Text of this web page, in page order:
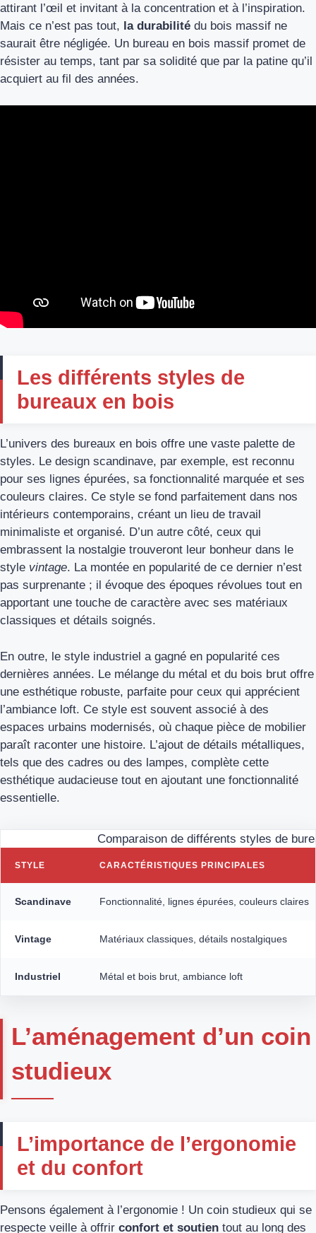
attirant l’œil et invitant à la concentration et à l’inspiration.
Mais ce n’est pas tout, la durabilité du bois massif ne
saurait être négligée. Un bureau en bois massif promet de
résister au temps, tant par sa solidité que par la patine qu’il
acquiert au fil des années.
Les différents styles de
bureaux en bois
L’univers des bureaux en bois offre une vaste palette de
styles. Le design scandinave, par exemple, est reconnu
pour ses lignes épurées, sa fonctionnalité marquée et ses
couleurs claires. Ce style se fond parfaitement dans nos
intérieurs contemporains, créant un lieu de travail
minimaliste et organisé. D’un autre côté, ceux qui
embrassent la nostalgie trouveront leur bonheur dans le
style vintage. La montée en popularité de ce dernier n’est
pas surprenante ; il évoque des époques révolues tout en
apportant une touche de caractère avec ses matériaux
classiques et détails soignés.
En outre, le style industriel a gagné en popularité ces
dernières années. Le mélange du métal et du bois brut offre
une esthétique robuste, parfaite pour ceux qui apprécient
l’ambiance loft. Ce style est souvent associé à des
espaces urbains modernisés, où chaque pièce de mobilier
paraît raconter une histoire. L’ajout de détails métalliques,
tels que des cadres ou des lampes, complète cette
esthétique audacieuse tout en ajoutant une fonctionnalité
essentielle.
Comparaison de différents styles de
STYLE CARACTÉRISTIQUES PRINCIPALES
Scandinave Fonctionnalité, lignes épurées, couleurs claires
Vintage Matériaux classiques, détails nostalgiques
Industriel Métal et bois brut, ambiance loft
L’aménagement d’un coin
studieux
L’importance de l’ergonomie
et du confort
Pensons également à l’ergonomie ! Un coin studieux qui se
respecte veille à offrir confort et soutien tout au long des